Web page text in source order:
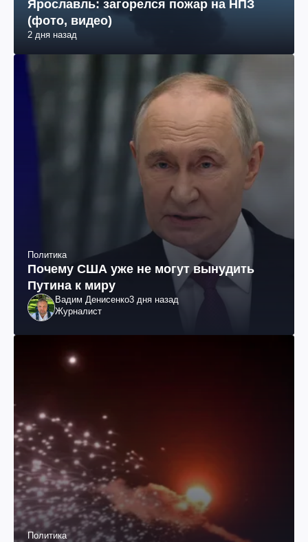
Ярославль: загорелся пожар на НПЗ
(фото, видео)
2 дня назад
Политика
Почему США уже не могут вынудить
Путина к миру
Вадим Денисенко3 дня назад
Журналист
Политика